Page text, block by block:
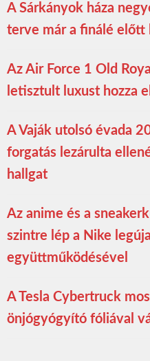
A Sárkányok háza
terve már a finálé előtt
Az Air Force 1 Old
letisztult luxust hozza el
A Vaják utolsó évada
forgatás lezárulta
hallgat
Az anime és a
szintre lép a Nike
együttműködésével
A Tesla Cybertruck
önjógyógyító fóliával